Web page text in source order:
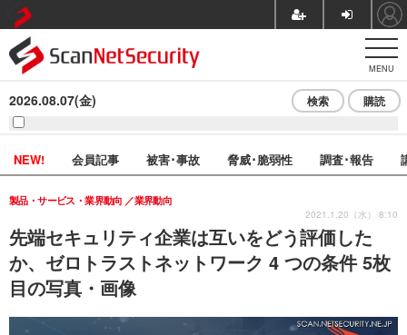
MENU
2026.08.07(金) 検索 購読
NEW! 会員記事 被害･事故 脅威･脆弱性 調査･報告
先端セキュリティ企業は互いをどう評価した
か、ゼロトラストネットワーク 4 つの条件 5枚
目の写真・画像
製品・サービス・業界動向 業界動向
2021.1.20（水） 8:10